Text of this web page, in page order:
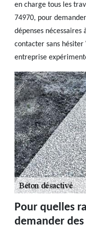
en charge tous les
74970, pour
dépenses
contacter sans hésiter
entreprise
Pour quelles
demander